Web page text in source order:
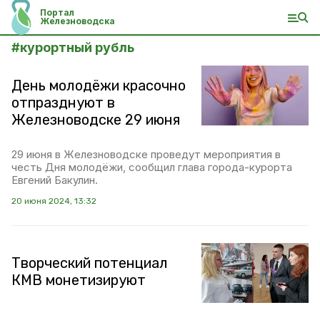
Портал
Железноводска
#курортный рубль
День молодëжи красочно
отпразднуют в
Железноводске 29 июня
29 июня в Железноводске проведут мероприятия в
честь Дня молодëжи, сообщил глава города-курорта
Евгений Бакулин.
20 июня 2024, 13:32
Творческий потенциал
КМВ монетизируют